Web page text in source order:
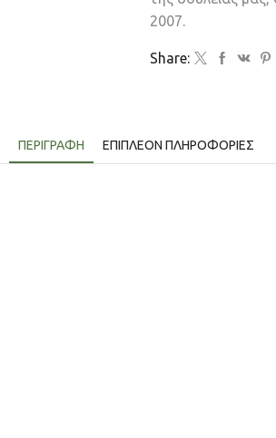
2007.
Share:
ΠΕΡΙΓΡΑΦΉ ΕΠΙΠΛΈΟΝ ΠΛΗΡΟΦΟΡΊΕΣ